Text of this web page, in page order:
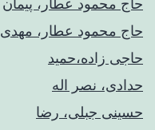
حاج محمود عطار، پیمان
حاج محمود عطار، مهدی
حاجی زاده،حمید
حدادی، نصر اله
حسینی جبلی، رضا